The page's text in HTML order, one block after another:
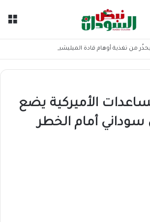
من تغذية أوهام قادة الميليشيا
الأميركية يضع